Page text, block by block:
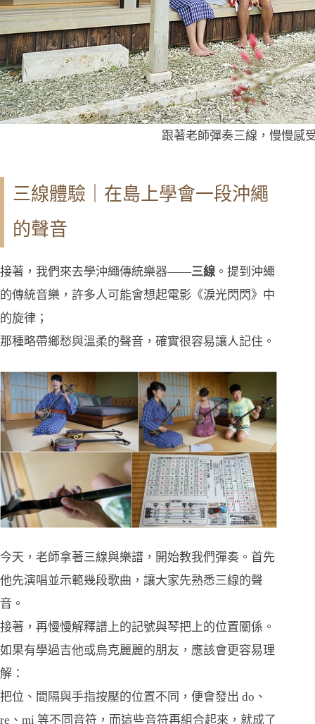
跟著老師彈奏三線，慢慢感
三線體驗｜在島上學會一段沖繩
的聲音
接著，我們來去學沖繩傳統樂器——三線 。提到沖繩
的傳統音樂，許多人可能會想起電影《淚光閃閃》中
的旋律；
那種略帶鄉愁與溫柔的聲音，確實很容易讓人記住。
今天，老師拿著三線與樂譜，開始教我們彈奏。首先
他先演唱並示範幾段歌曲，讓大家先熟悉三線的聲
音。
接著，再慢慢解釋譜上的記號與琴把上的位置關係。
如果有學過吉他或烏克麗麗的朋友，應該會更容易理
解：
把位、間隔與手指按壓的位置不同，便會發出 do、
re、mi 等不同音符，而這些音符再組合起來，就成了